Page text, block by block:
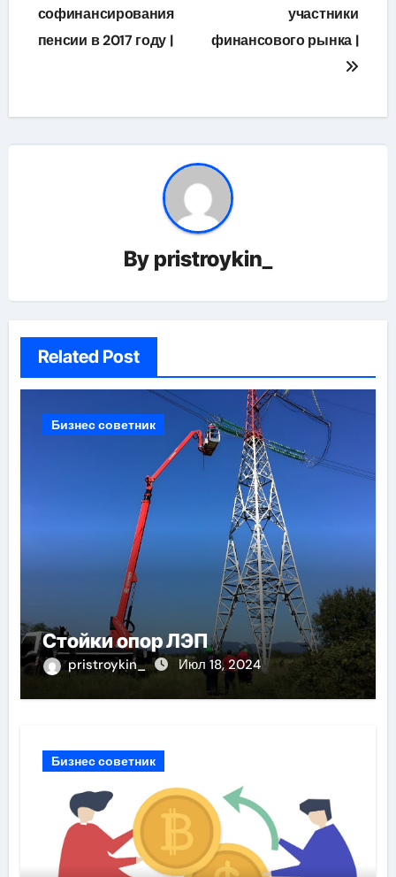
по
записям
софинансирования
пенсии в 2017 году |
участники
финансового рынка |
By pristroykin_
Related Post
Бизнес советник
Стойки опор ЛЭП
pristroykin_ Июл 18, 2024
Бизнес советник